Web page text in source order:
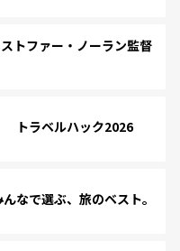
トファー・ノーラン監督
トラベルハック2026
なで選ぶ、旅のベスト。